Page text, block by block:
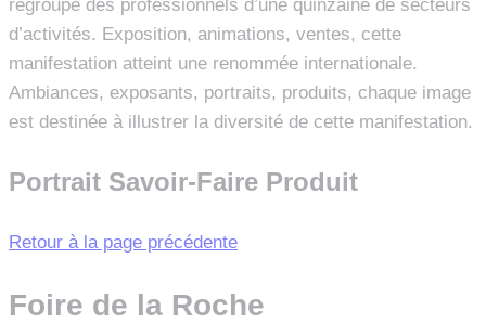
regroupe des professionnels d’une quinzaine de secteurs
d’activités. Exposition, animations, ventes, cette
manifestation atteint une renommée internationale.
Ambiances, exposants, portraits, produits, chaque image
est destinée à illustrer la diversité de cette manifestation.
Portrait Savoir-Faire Produit
Retour à la page précédente
Foire de la Roche